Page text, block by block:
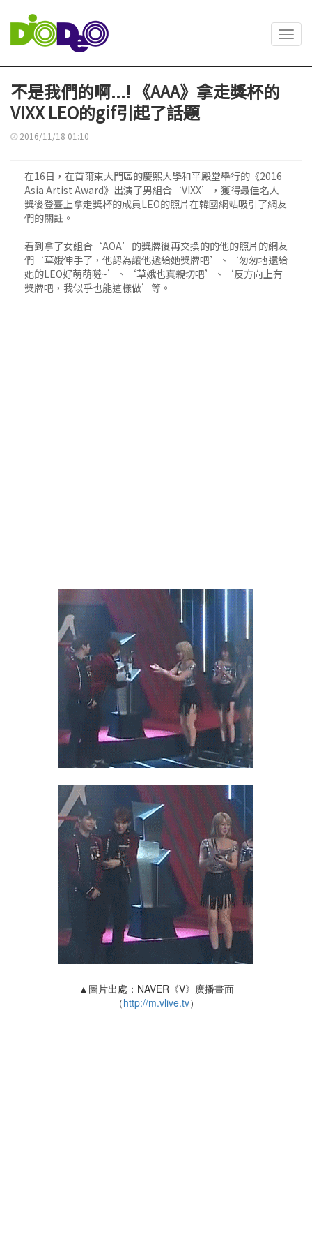
不是我們的啊...! 《AAA》拿走獎杯的
VIXX LEO的gif引起了話題
2016/11/18 01:10
在16日，在首爾東大門區的慶熙大學和平殿堂舉行的《2016
Asia Artist Award》出演了男組合‘VIXX’，獲得最佳名人
獎後登臺上拿走獎杯的成員LEO的照片在韓國網站吸引了網友
們的關註。
看到拿了女組合‘AOA’的獎牌後再交換的的他的照片的網友
們‘草娥伸手了，他認為讓他遞給她獎牌吧’、‘匆匆地還給
她的LEO好萌萌噠~’、‘草娥也真親切吧’、‘反方向上有
獎牌吧，我似乎也能這樣做’等。
▲圖片出處：NAVER《V》廣播畫面
（http://m.vlive.tv）